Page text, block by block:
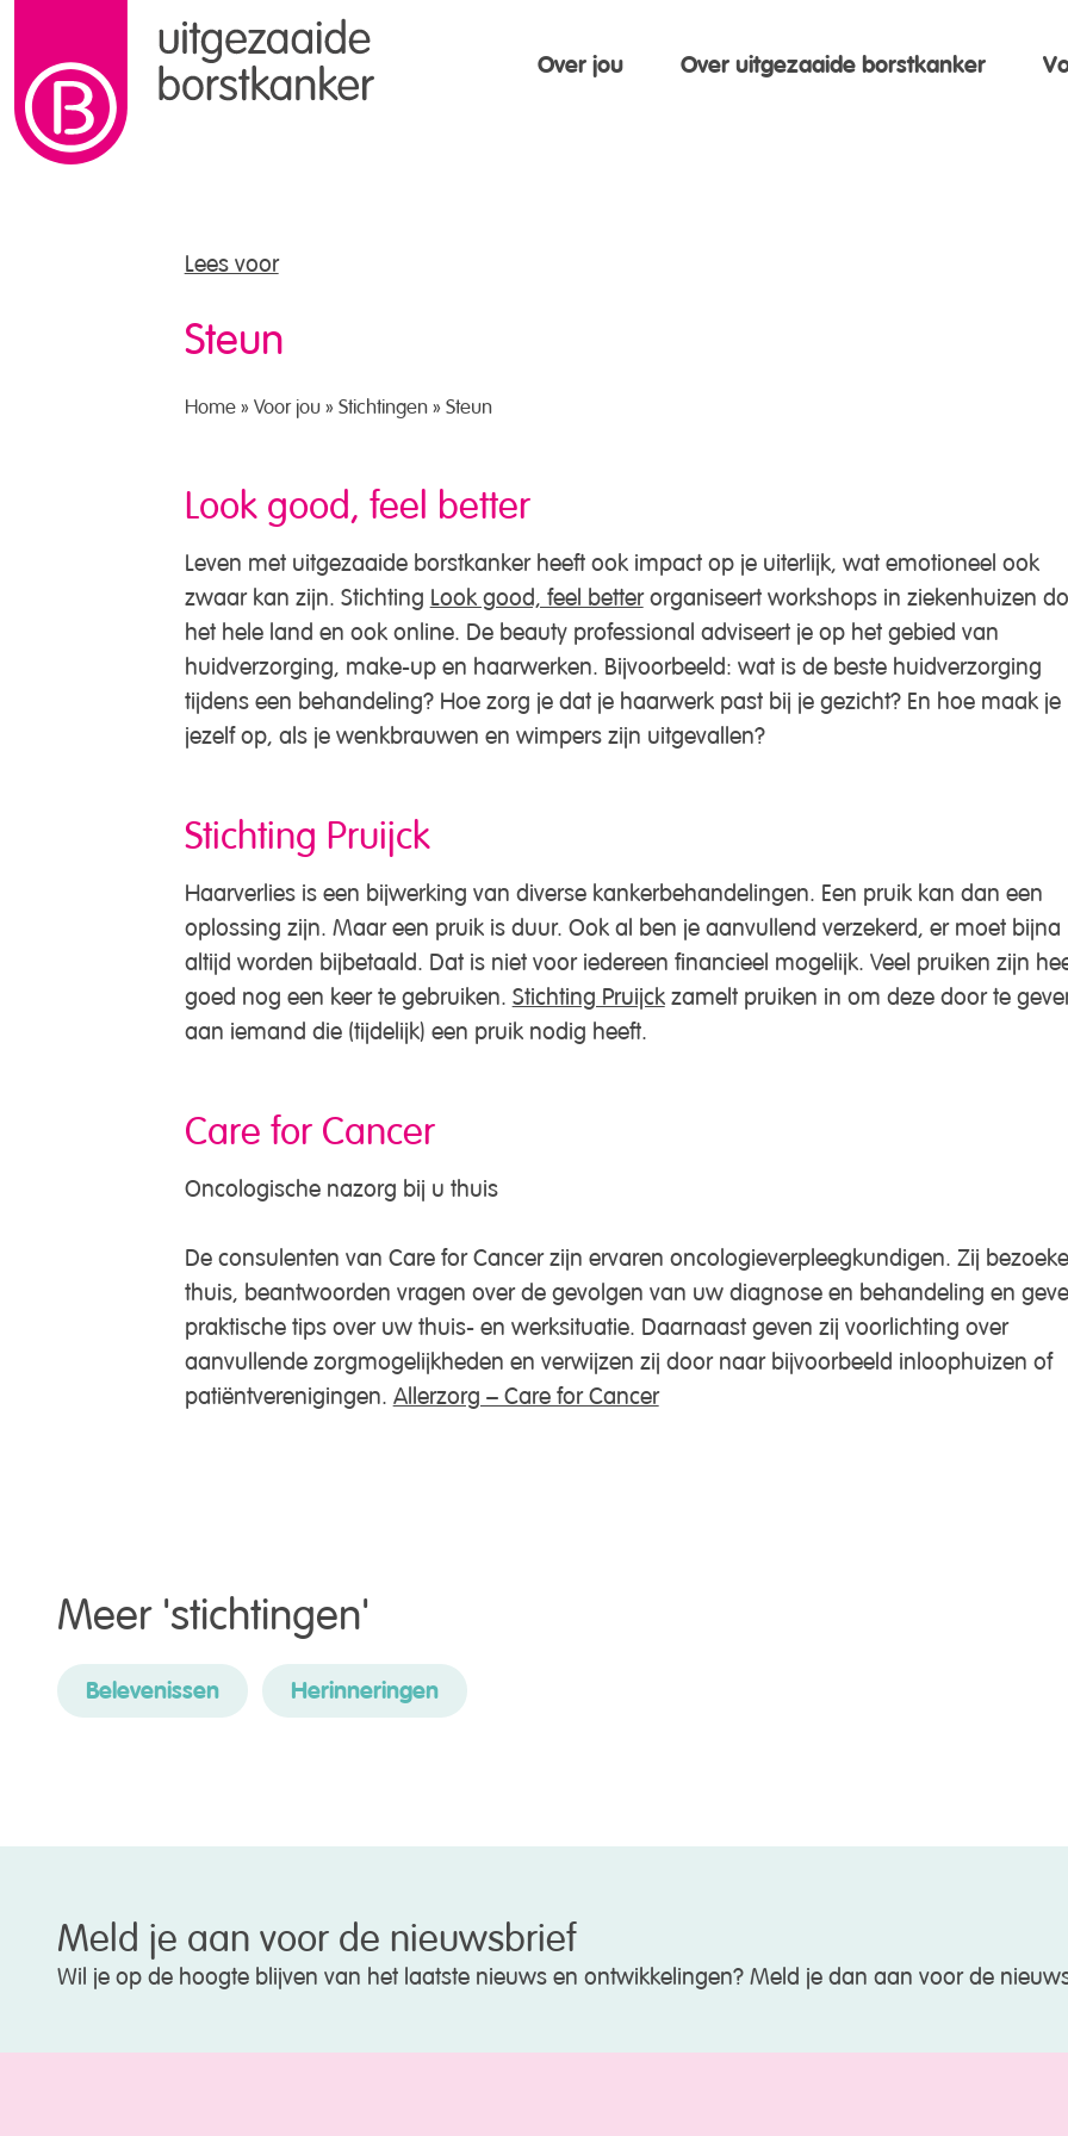
naar de inhoud
Over jou
Over uitgezaaide borstkanker
Lees voor
Steun
Home » Voor jou» Stichtingen » Steun
Look good, feel better
Leven met uitgezaaide borstkanker heeft ook impact op je uiterlijk, wat emotioneel ook
zwaar kan zijn. Stichting Look good, feel betterorganiseert workshops in ziekenhuizen
het hele land en ook online. De beauty professional adviseert je op het gebied van
huidverzorging, make-up en haarwerken. Bijvoorbeeld: wat is de beste huidverzorging
tijdens een behandeling? Hoe zorg je dat je haarwerk past bij je gezicht? En hoe maak je
jezelf op, als je wenkbrauwen en wimpers zijn uitgevallen?
Stichting Pruijck
Haarverlies is een bijwerking van diverse kankerbehandelingen. Een pruik kan dan een
oplossing zijn. Maar een pruik is duur. Ook al ben je aanvullend verzekerd, er moet bijna
altijd worden bijbetaald. Dat is niet voor iedereen financieel mogelijk. Veel pruiken zijn
goed nog een keer te gebruiken. Stichting Pruijckzamelt pruiken in om deze door te
aan iemand die (tijdelijk) een pruik nodig heeft.
Care for Cancer
Oncologische nazorg bij u thuis
De consulenten van Care for Cancer zijn ervaren oncologieverpleegkundigen. Zij
thuis, beantwoorden vragen over de gevolgen van uw diagnose en behandeling en
praktische tips over uw thuis- en werksituatie. Daarnaast geven zij voorlichting over
aanvullende zorgmogelijkheden en verwijzen zij door naar bijvoorbeeld inloophuizen of
patiëntverenigingen. Allerzorg – Care for Cancer
Meer 'stichtingen'
Belevenissen Herinneringen
Meld je aan voor de nieuwsbrief
Wil je op de hoogte blijven van het laatste nieuws en ontwikkelingen? Meld je dan aan voor de